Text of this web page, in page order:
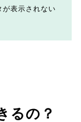
が表示されない
るの？